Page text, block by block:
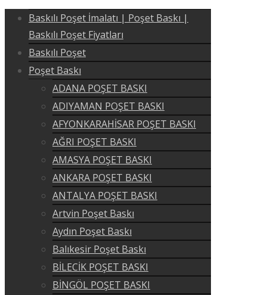
Baskılı Poşet İmalatı | Poşet Baskı |
Baskılı Poşet Fiyatları
Baskılı Poşet
Poşet Baskı
ADANA POŞET BASKI
ADIYAMAN POŞET BASKI
AFYONKARAHİSAR POŞET BASKI
AĞRI POŞET BASKI
AMASYA POŞET BASKI
ANKARA POŞET BASKI
ANTALYA POŞET BASKI
Artvin Poşet Baskı
Aydın Poşet Baskı
Balıkesir Poşet Baskı
BİLECİK POŞET BASKI
BİNGÖL POŞET BASKI